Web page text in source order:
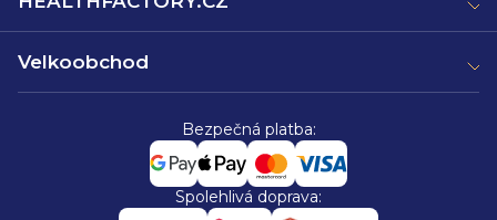
Velkoobchod
Bezpečná platba:
Spolehlivá doprava: